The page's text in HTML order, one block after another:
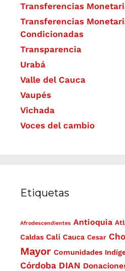
Transferencias
Transferencias
Condicionadas
Transparencia
Urabá
Valle del Cauca
Vaupés
Vichada
Voces del cambio
Etiquetas
Afrodescendientes Antioquia
Caldas Cali Cauca Cesar
Mayor Comunidades
Córdoba DIAN